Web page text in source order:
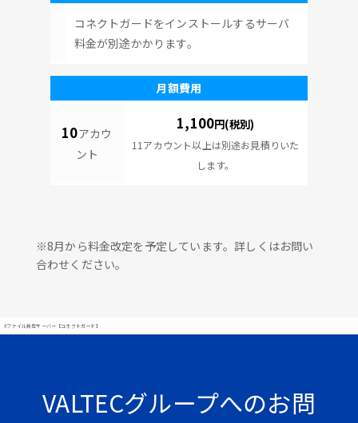
コネクトガードをインストールするサーバ
料金が別途かかります。
月額費用
10アカウ
ント
1,100円(税別)
11アカウント以上は別途お見積りいた
します。
※8月から料金改定を予定しています。詳しくはお問い
合わせください。
#ファイル共有サーバー【コネクトガード】
VALTECグループへのお問